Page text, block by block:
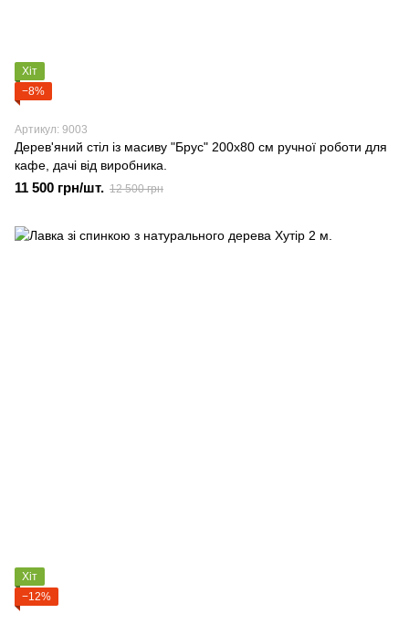
Хіт
−8%
Артикул: 9003
Дерев'яний стіл із масиву "Брус" 200х80 см ручної роботи для
кафе, дачі від виробника.
11 500 грн/шт. 12 500 грн
Хіт
−12%